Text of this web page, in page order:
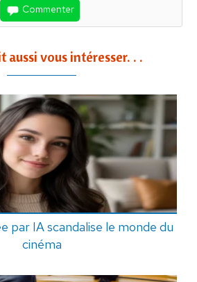
Commenter
aussi vous intéresser. . .
par IA scandalise le monde du
cinéma